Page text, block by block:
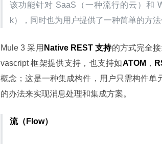
该功能针对 SaaS（一种流行的云）和
k），同时也为用户提供了一种简单的方
Mule 3 采用 Native REST 支持的方式完全
vascript 框架提供支持，也支持如ATOM ，
概念；这是一种集成构件，用户只需构件
的办法来实现消息处理和集成方案。
流（Flow）